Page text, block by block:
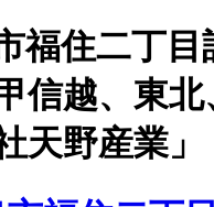
福住二丁
信越、東
天野産業」